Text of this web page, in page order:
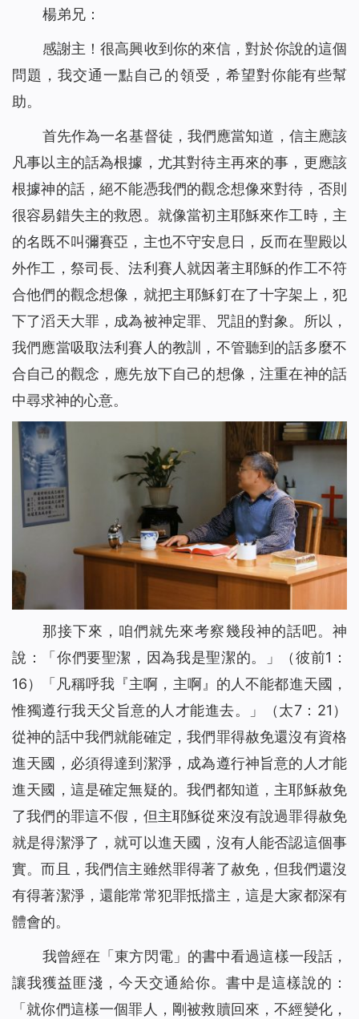
楊弟兄：
感謝主！很高興收到你的來信，對於你說的這個
問題，我交通一點自己的領受，希望對你能有些幫
助。
首先作為一名基督徒，我們應當知道，信主應該
凡事以主的話為根據，尤其對待主再來的事，更應該
根據神的話，絕不能憑我們的觀念想像來對待，否則
很容易錯失主的救恩。就像當初主耶穌來作工時，主
的名既不叫彌賽亞，主也不守安息日，反而在聖殿以
外作工，祭司長、法利賽人就因著主耶穌的作工不符
合他們的觀念想像，就把主耶穌釘在了十字架上，犯
下了滔天大罪，成為被神定罪、咒詛的對象。所以，
我們應當吸取法利賽人的教訓，不管聽到的話多麼不
合自己的觀念，應先放下自己的想像，注重在神的話
中尋求神的心意。
那接下來，咱們就先來考察幾段神的話吧。神
說：「 你們要聖潔，因為我是聖潔的。
」（彼前1：
16）「 凡稱呼我『主啊，主啊』的人不能都進天國，
惟獨遵行我天父旨意的人才能進去。
」（太7：21）
從神的話中我們就能確定，我們罪得赦免還沒有資格
進天國，必須得達到潔淨，成為遵行神旨意的人才能
進天國，這是確定無疑的。我們都知道，主耶穌赦免
了我們的罪這不假，但主耶穌從來沒有說過罪得赦免
就是得潔淨了，就可以進天國，沒有人能否認這個事
實。而且，我們信主雖然罪得著了赦免，但我們還沒
有得著潔淨，還能常常犯罪抵擋主，這是大家都深有
體會的。
我曾經在「東方閃電」的書中看過這樣一段話，
讓我獲益匪淺，今天交通給你。書中是這樣說的：
「 就你們這樣一個罪人，剛被救贖回來，不經變化，